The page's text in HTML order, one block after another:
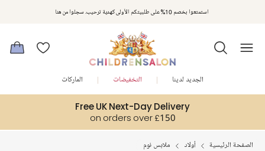
استمتعوا بخصم 10% على طلبيتكم الأولى كهدية ترحيب. سجلوا من هنا
Free UK Next-Day Delivery
on orders over £150
الجديد لدينا التخفيضات الماركات
الصفحة الرئيسية أولاد ملابس نوم